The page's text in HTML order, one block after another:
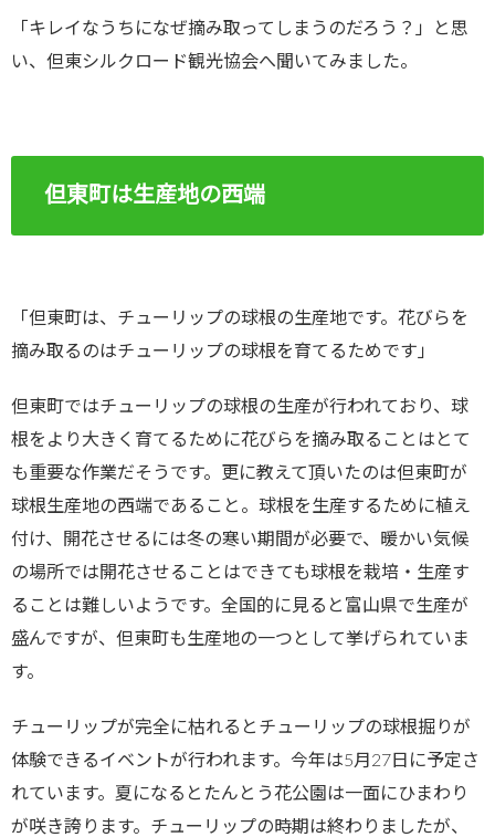
「キレイなうちになぜ摘み取ってしまうのだろう？」と思
い、但東シルクロード観光協会へ聞いてみました。
但東町は生産地の西端
「但東町は、チューリップの球根の生産地です。花びらを
摘み取るのはチューリップの球根を育てるためです」
但東町ではチューリップの球根の生産が行われており、球
根をより大きく育てるために花びらを摘み取ることはとて
も重要な作業だそうです。更に教えて頂いたのは但東町が
球根生産地の西端であること。球根を生産するために植え
付け、開花させるには冬の寒い期間が必要で、暖かい気候
の場所では開花させることはできても球根を栽培・生産す
ることは難しいようです。全国的に見ると富山県で生産が
盛んですが、但東町も生産地の一つとして挙げられていま
す。
チューリップが完全に枯れるとチューリップの球根掘りが
体験できるイベントが行われます。今年は5月27日に予定さ
れています。夏になるとたんとう花公園は一面にひまわり
が咲き誇ります。チューリップの時期は終わりましたが、